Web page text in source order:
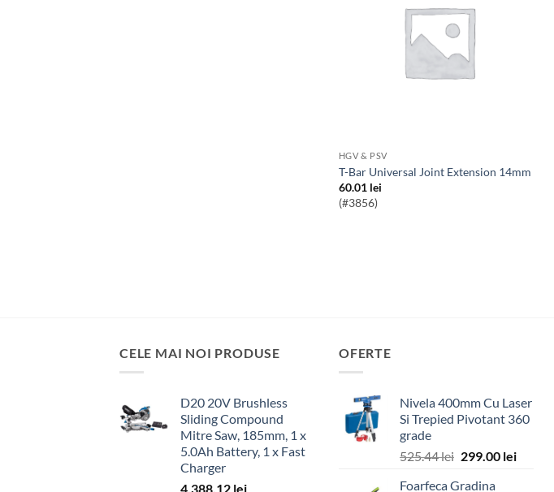
HGV & PSV
T-Bar Universal Joint Extension 14mm
60.01 lei
(#3856)
CELE MAI NOI PRODUSE
D20 20V Brushless
Sliding Compound
Mitre Saw, 185mm, 1 x
5.0Ah Battery, 1 x Fast
Charger
4,388.12 lei
OFERTE
Nivela 400mm Cu Laser
Si Trepied Pivotant 360
grade
525.44lei Prețul
299.00 leiPrețul
Foarfeca Gradina